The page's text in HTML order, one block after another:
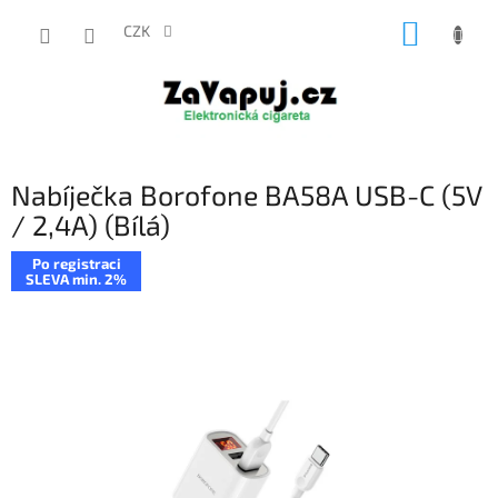
CZK
Nabíječka Borofone BA58A USB-C (5V
/ 2,4A) (Bílá)
Po registraci
SLEVA min. 2%